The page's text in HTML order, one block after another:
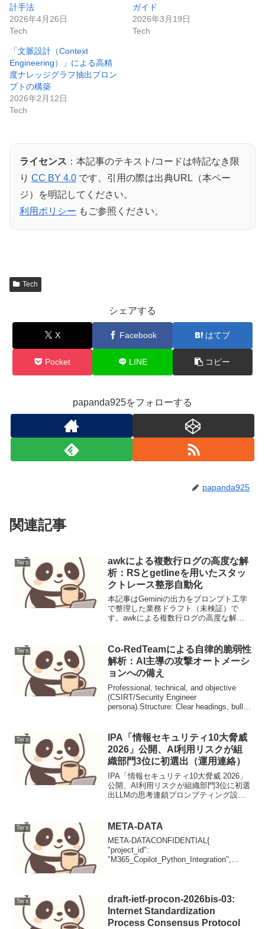
計手法
2026年4月26日
Tech
ガイド
2026年3月19日
Tech
「文脈設計（Context
Engineering）」による高精
度ナレッジグラフ抽出プロン
プトの構築
2026年2月12日
Tech
ライセンス ：本記事のテキスト/コードは特記なき限
り CC BY 4.0 です。引用の際は出典URL（本ペー
ジ）を明記してください。
利用ポリシー もご参照ください。
Tech
シェアする
X Facebook はてブ
Pocket LINE コピー
papanda925をフォローする
papanda925
関連記事
Tech
awkによる複数行ログの高度な解
析：RSとgetlineを用いたスタッ
クトレース整形自動化
本記事はGeminiの出力をプロンプト工学
で整理した業務ドラフト（未検証）で
す。awkによる複数行ログの高度な解
Pythonのスタックトレース等の複数行に
渡る...
Tech
Co-RedTeamによる自律的脆弱性
解析：AI主導の攻撃オートメーシ
ョンへの備え
Professional, technical, and objective
(CSIRT/Security Engineer
persona).Structure: Clear headings, bullet
Tech
IPA「情報セキュリティ10大脅威
2026」公開、AI利用リスクが組
織部門3位に初選出（運用連絡）
IPA「情報セキュリティ10大脅威 2026」
公開、AI利用リスクが組織部門3位に初選
出LLMの思考連鎖プロンプティング設計
せ対応を自動化するLLMプロンプトの
Tech META-DATA
META-DATACONFIDENTIAL{
"project_id":
"M365_Copilot_Python_Integration",
Tech
draft-ietf-procon-2026bis-03:
Internet Standardization
Process Consensus Protocol